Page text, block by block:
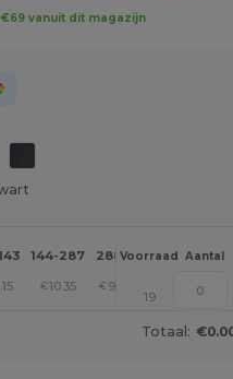
vanuit dit magazijn
144-287 288 + Meer
Voorraad Aantal
€ 10.35 € 9.56 +
19
Totaal: